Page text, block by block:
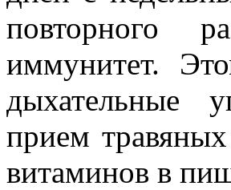
повторного
иммунитет.
дыхательные
прием
витаминов в